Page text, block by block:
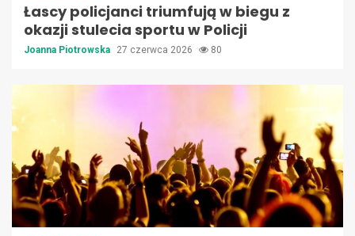
Łascy policjanci triumfują w biegu z
okazji stulecia sportu w Policji
Joanna Piotrowska 27 czerwca 2026 80